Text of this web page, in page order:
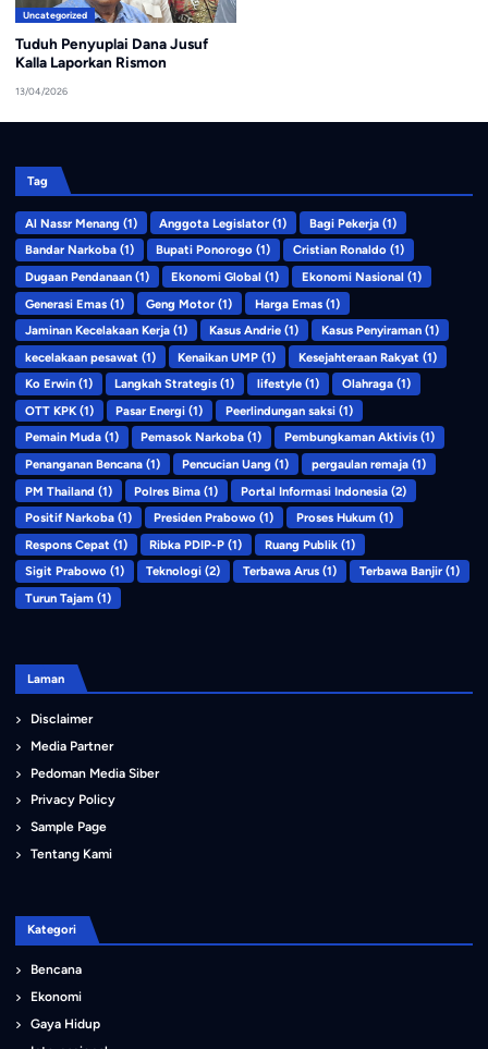
Uncategorized
Tuduh Penyuplai Dana Jusuf
Kalla Laporkan Rismon
13/04/2026
Tag
Al Nassr Menang (1) Anggota Legislator (1) Bagi Pekerja (1)
Bandar Narkoba(1) Bupati Ponorogo (1) Cristian Ronaldo (1)
Dugaan Pendanaan(1) Ekonomi Global (1) Ekonomi Nasional (1)
Generasi Emas(1) Geng Motor (1) Harga Emas (1)
Jaminan Kecelakaan Kerja(1) Kasus Andrie (1) Kasus Penyiraman (1)
kecelakaan pesawat (1) Kenaikan UMP (1) Kesejahteraan Rakyat (1)
Ko Erwin(1) Langkah Strategis (1) lifestyle (1) Olahraga (1)
OTT KPK(1) Pasar Energi (1) Peerlindungan saksi (1)
Pemain Muda(1) Pemasok Narkoba (1) Pembungkaman Aktivis (1)
Penanganan Bencana(1) Pencucian Uang (1) pergaulan remaja (1)
PM Thailand (1) Polres Bima (1) Portal Informasi Indonesia (2)
Positif Narkoba(1) Presiden Prabowo (1) Proses Hukum (1)
Respons Cepat (1) Ribka PDIP-P (1) Ruang Publik (1)
Sigit Prabowo(1) Teknologi (2) Terbawa Arus (1) Terbawa Banjir (1)
Turun Tajam(1)
Laman
Disclaimer
Media Partner
Pedoman Media Siber
Privacy Policy
Sample Page
Tentang Kami
Kategori
Bencana
Ekonomi
Gaya Hidup